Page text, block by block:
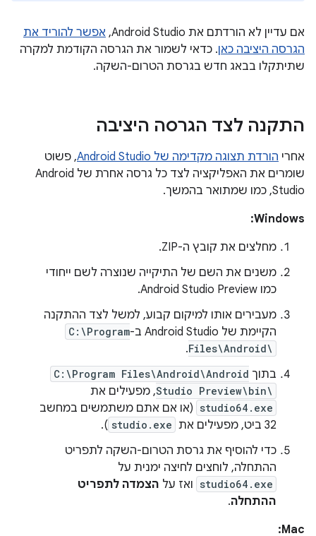
אם עדיין לא הורדתם את Android Studio,
אפשר להוריד את
הגרסה היציבה כאן. כדאי לשמור את הגרסה הקודמת למקרה
שתיתקלו בבאג חדש בגרסת הטרום-השקה.
התקנה לצד הגרסה היציבה
אחרי הורדת תצוגה מקדימה של Android Studio
, פשוט
שומרים את האפליקציה לצד כל גרסה אחרת של Android
Studio, כמו שמתואר בהמשך.
Windows:
מחלצים את קובץ ה-ZIP.
משנים את השם של התיקייה שנוצרה לשם ייחודי
כמו Android Studio Preview.
מעבירים אותו למיקום קבוע, למשל לצד ההתקנה
הקיימת של Android Studio ב-
C:\Program
Files\Android\
.
בתוך C:\Program Files\Android\Android
Studio Preview\bin\, מפעילים את
studio64.exe (או אם אתם משתמשים במחשב
32 ביט, מפעילים את
studio.exe
).
כדי להוסיף את גרסת הטרום-השקה לתפריט
ההתחלה, לוחצים לחיצה ימנית על
studio64.exe ואז על הצמדה לתפריט
ההתחלה.
Mac: